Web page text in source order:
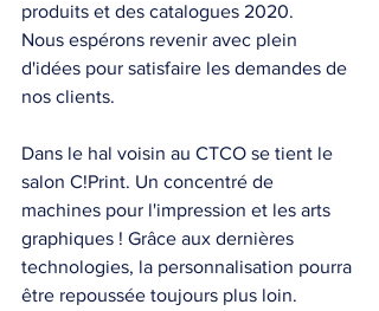
produits et des catalogues 2020.
Nous espérons revenir avec plein
d'idées pour satisfaire les demandes de
nos clients.
Dans le hal voisin au CTCO se tient le
salon C!Print. Un concentré de
machines pour l'impression et les arts
graphiques ! Grâce aux dernières
technologies, la personnalisation pourra
être repoussée toujours plus loin.